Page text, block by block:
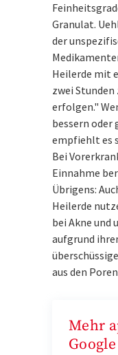
Granulat.
der
Heilerde mit
zwei
erfolgen."
bessern oder
empfiehlt es
Bei
Einnahme
Übrigens:
Heilerde
bei Akne und
aufgrund
aus den
Mehr
Google